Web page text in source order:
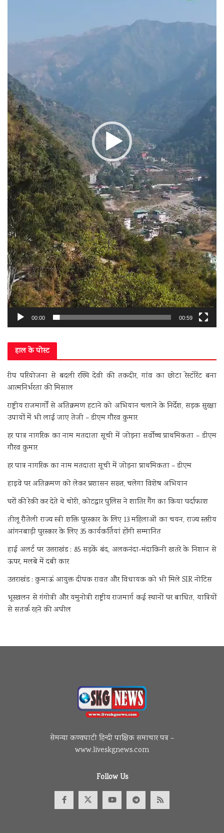
00:00 00:59
हाल के पोस्ट
रीप परियोजना से बदली रश्मि देवी की तकदीर, गांव का छोटा रेस्टोरेंट बना
आत्मनिर्भरता की मिसाल
राष्ट्रीय राजमार्गों से अतिक्रमण हटाने को अभियान चलाने के निर्देश, सड़क सुरक्षा
उपायों में भी लाई जाए तेजी – डीएम गौरव कुमार
हर पात्र नागरिक का नाम मतदाता सूची में जोड़ना सर्वोच्च प्राथमिकता – डीएम
गौरव कुमार
हर पात्र नागरिक का नाम मतदाता सूची में जोड़ना प्राथमिकता – डीएम
हाइवे पर अतिक्रमण को लेकर प्रशासन सख्त, चलेगा विशेष अभियान
घरों की रेकी कर देते थे चोरी, कोटद्वार पुलिस ने शातिर गैंग का किया पर्दाफाश
तीलू रौतेली राज्य स्त्री शक्ति पुरस्कार के लिए 13 महिलाओं का चयन, राज्य स्तरीय
आंगनबाड़ी पुरस्कार के लिए 35 कार्यकर्तियां होंगी सम्मानित
हाई अलर्ट पर उत्तराखंड : 85 सड़कें बंद, अलकनंदा-मंदाकिनी खतरे के निशान से
ऊपर, मलबे में दबी कार
उत्तराखंड : कुमाऊं आयुक्त दीपक रावत और विधायक को भी मिले SIR नोटिस
भूस्खलन से गंगोत्री और यमुनोत्री राष्ट्रीय राजमार्ग कई स्थानों पर बाधित, यात्रियों
से सतर्क रहने की अपील
सेमन्या कण्वघाटी हिन्दी पाक्षिक समाचार पत्र –
www.liveskgnews.com
Follow Us